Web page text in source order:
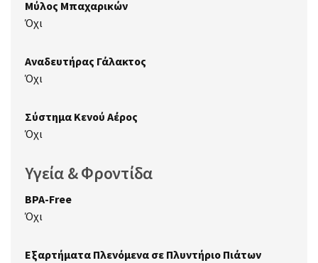
Μύλος Μπαχαρικών
Όχι
Αναδευτήρας Γάλακτος
Όχι
Σύστημα Κενού Αέρος
Όχι
Υγεία & Φροντίδα
BPA-Free
Όχι
Εξαρτήματα Πλενόμενα σε Πλυντήριο Πιάτων